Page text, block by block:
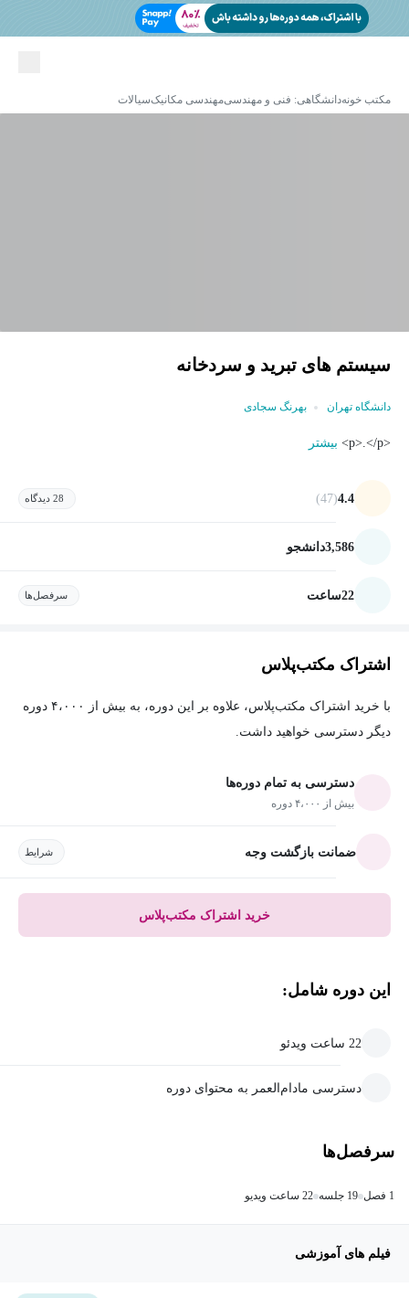
مکتب خونهدانشگاهی: فنی و مهندسیمهندسی مکانیکسیالات
سیستم های تبرید و سردخانه
دانشگاه تهران بهرنگ سجادی
<p>.</p> بیشتر
4.4
(47) 28 دیدگاه
3,586دانشجو
22ساعت سرفصل‌ها
اشتراک مکتب‌پلاس
با خرید اشتراک مکتب‌پلاس، علاوه بر این دوره، به بیش از ۴،۰۰۰ دوره
دیگر دسترسی خواهید داشت.
دسترسی به تمام دوره‌ها
بیش از ۴،۰۰۰ دوره
ضمانت بازگشت وجه شرایط
خرید اشتراک مکتب‌پلاس
این دوره شامل:
22 ساعت ویدئو
دسترسی مادام‌العمر به محتوای دوره
سرفصل‌ها
1 فصل 19 جلسه 22 ساعت ویدیو
فیلم های آموزشی